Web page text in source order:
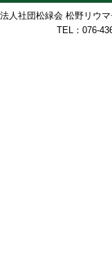
人社団松緑会 松野リウ
TEL：076-